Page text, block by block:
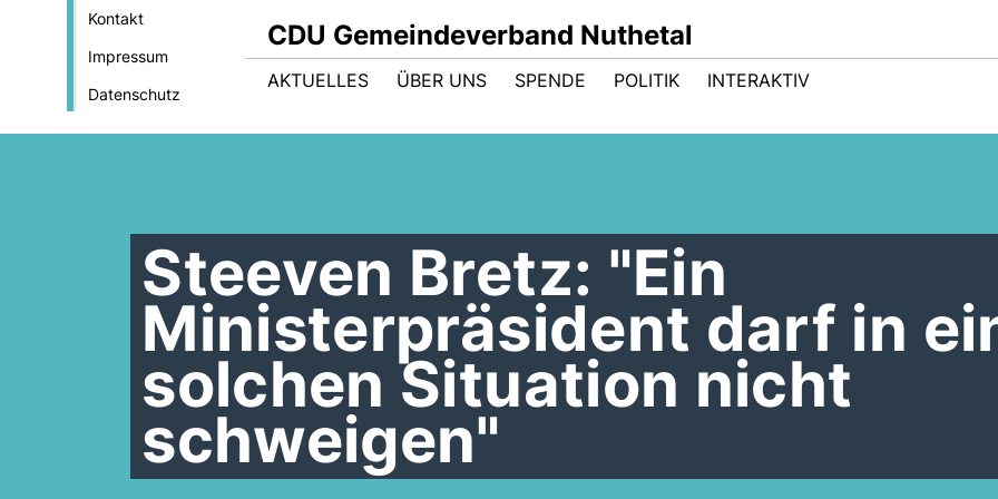
Kontakt
Impressum
Datenschutz
CDU Gemeindeverband Nuthetal
AKTUELLES ÜBER UNS SPENDE POLITIK INTERAKTIV
Steeven Bretz: "Ein
Ministerpräsident darf in
solchen Situation nicht
schweigen"